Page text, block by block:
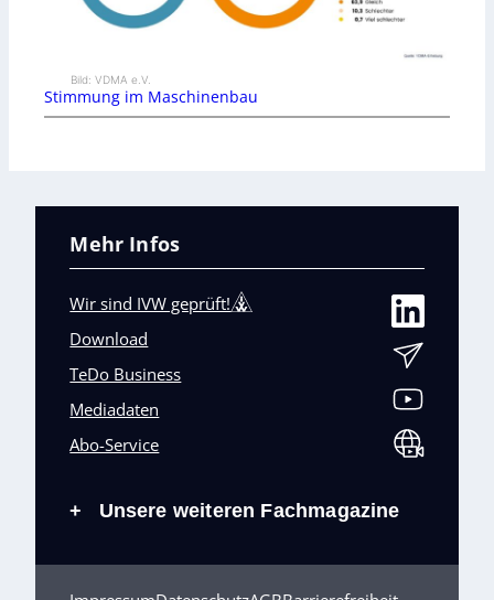
Bild: VDMA e.V.
Stimmung im Maschinenbau
Mehr Infos
Wir sind IVW geprüft!
Download
TeDo Business
Mediadaten
Abo-Service
+ Unsere weiteren Fachmagazine